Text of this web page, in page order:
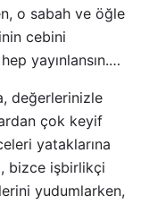
o sabah ve öğle
cebini
yayınlansın.…
değerlerinizle
çok keyif
yataklarına
bizce işbirlikçi
yudumlarken,